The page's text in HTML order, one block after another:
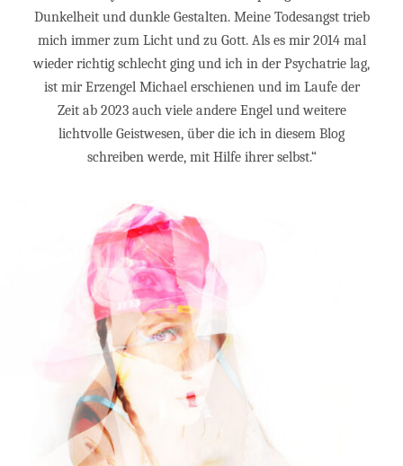
Dunkelheit und dunkle Gestalten. Meine Todesangst trieb
mich immer zum Licht und zu Gott. Als es mir 2014 mal
wieder richtig schlecht ging und ich in der Psychatrie lag,
ist mir Erzengel Michael erschienen und im Laufe der
Zeit ab 2023 auch viele andere Engel und weitere
lichtvolle Geistwesen, über die ich in diesem Blog
schreiben werde, mit Hilfe ihrer selbst.“